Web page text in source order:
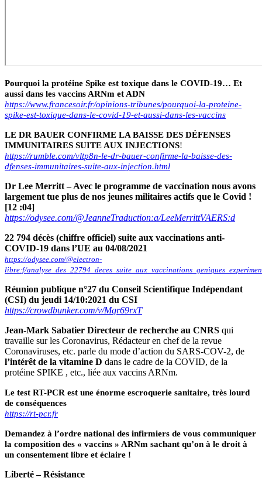
Pourquoi la protéine Spike est toxique dans le COVID-19… Et
aussi dans les vaccins ARNm et ADN
https://www.francesoir.fr/opinions-tribunes/pourquoi-la-proteine-
spike-est-toxique-dans-le-covid-19-et-aussi-dans-les-vaccins
LE DR BAUER CONFIRME LA BAISSE DES DÉFENSES
IMMUNITAIRES SUITE AUX INJECTIONS!
https://rumble.com/vltp8n-le-dr-bauer-confirme-la-baisse-des-
dfenses-immunitaires-suite-aux-injection.html
Dr Lee Merritt – Avec le programme de vaccination nous avons
largement tue plus de nos jeunes militaires actifs que le Covid !
[12 :04]
https://odysee.com/@JeanneTraduction:a/LeeMerrittVAERS:d
22 794 décès (chiffre officiel) suite aux vaccinations anti-
COVID-19 dans l’UE au 04/08/2021
https://odysee.com/@electron-
libre:f/
Réunion publique n°27 du Conseil Scientifique Indépendant
(CSI) du jeudi 14/10:2021 du CSI
https://crowdbunker.com/v/Mqr69rxT
Jean-Mark Sabatier Directeur de recherche au CNRS qui
travaille sur les Coronavirus, Rédacteur en chef de la revue
Coronaviruses, etc. parle du mode d’action du SARS-COV-2, de
l’intérêt de la vitamine D dans le cadre de la COVID, de la
protéine SPIKE , etc., liée aux vaccins ARNm.
Le test RT-PCR est une énorme escroquerie sanitaire, très lourd
de conséquences
https://rt-pcr.fr
Demandez à l’ordre national des infirmiers de vous communiquer
la composition des « vaccins » ARNm sachant qu’on à le droit à
un consentement libre et éclaire !
Liberté – Résistance